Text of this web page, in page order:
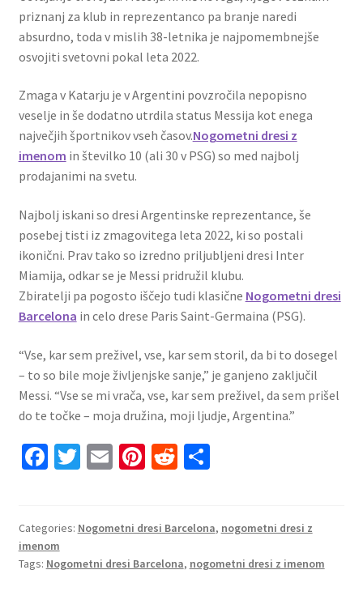
priznanj za klub in reprezentanco pa branje naredi
absurdno, toda v mislih 38-letnika je najpomembnejše
osvojiti svetovni pokal leta 2022.
Zmaga v Katarju je v Argentini povzročila nepopisno
veselje in še dodatno utrdila status Messija kot enega
največjih športnikov vseh časov.Nogometni dresi z
imenom in številko 10 (ali 30 v PSG) so med najbolj
prodajanimi na svetu.
Najbolj iskani so dresi Argentinske reprezentance, še
posebej tisti iz zmagovitega leta 2022, ki so postali
ikonični. Prav tako so izredno priljubljeni dresi Inter
Miamija, odkar se je Messi pridružil klubu.
Zbiratelji pa pogosto iščejo tudi klasične Nogometni dresi
Barcelona in celo drese Paris Saint-Germaina (PSG).
“Vse, kar sem preživel, vse, kar sem storil, da bi to dosegel
– to so bile moje življenjske sanje,” je ganjeno zaključil
Messi. “Vse se mi vrača, vse, kar sem preživel, da sem prišel
do te točke – moja družina, moji ljudje, Argentina.”
Fa
o
o
T
er
E
l
Pi
es
t
R
di
t
S
e
Categories: Nogometni dresi Barcelona, nogometni dresi z
imenom
Tags: Nogometni dresi Barcelona, nogometni dresi z imenom